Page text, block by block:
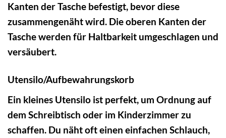
Kanten der Tasche befestigt, bevor diese
zusammengenäht wird. Die oberen Kanten der
Tasche werden für Haltbarkeit umgeschlagen und
versäubert.
Utensilo/Aufbewahrungskorb
Ein kleines Utensilo ist perfekt, um Ordnung auf
dem Schreibtisch oder im Kinderzimmer zu
schaffen. Du näht oft einen einfachen Schlauch,